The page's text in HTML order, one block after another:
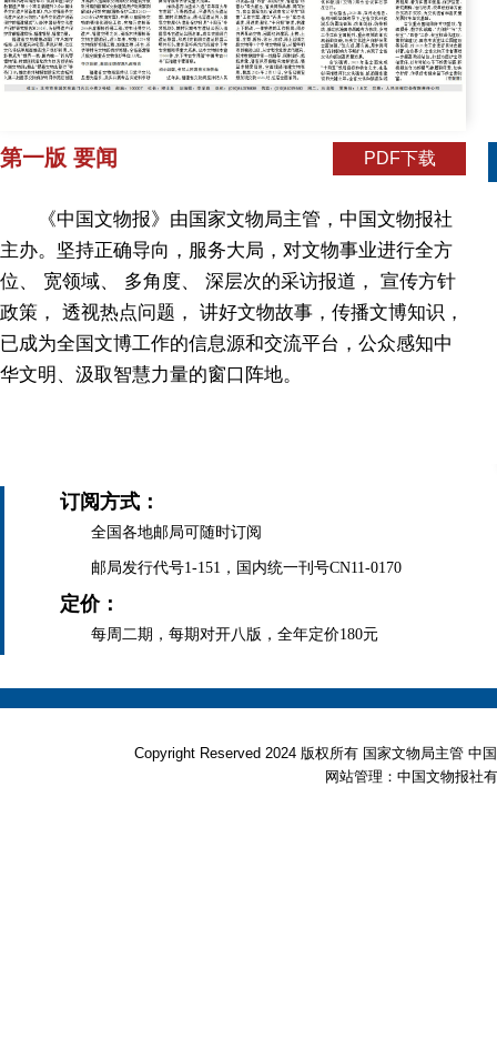
第一版 要闻 PDF下载
《中国文物报》由国家文物局主管，中国文物报社
主办。坚持正确导向，服务大局，对文物事业进行全方
位、 宽领域、 多角度、 深层次的采访报道， 宣传方针
政策， 透视热点问题， 讲好文物故事，传播文博知识，
已成为全国文博工作的信息源和交流平台，公众感知中
华文明、汲取智慧力量的窗口阵地。
订阅方式：
全国各地邮局可随时订阅
邮局发行代号1-151，国内统一刊号CN11-0170
定价：
每周二期，每期对开八版，全年定价180元
Copyright Reserved 2024 版权所有 国家文物局主管
网站管理：中国文物报社